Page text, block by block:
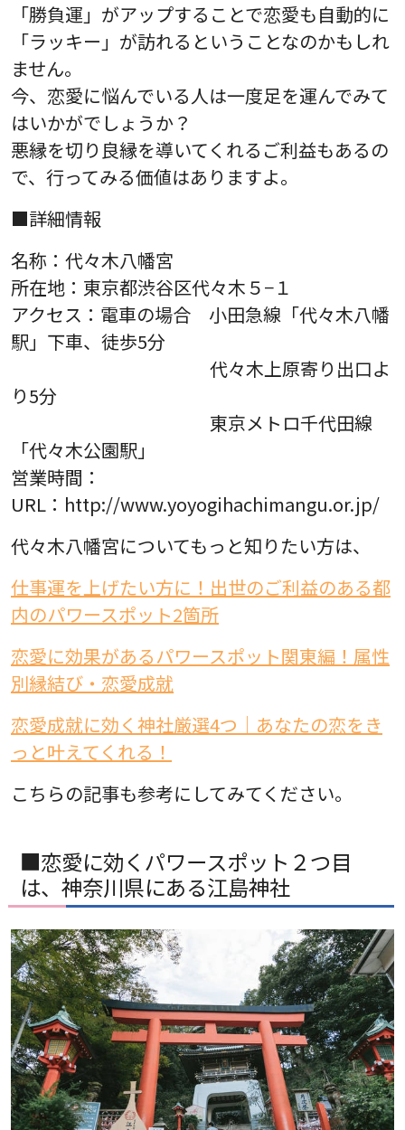
「勝負運」がアップすることで恋愛も自動的に
「ラッキー」が訪れるということなのかもしれ
ません。
今、恋愛に悩んでいる人は一度足を運んでみて
はいかがでしょうか？
悪縁を切り良縁を導いてくれるご利益もあるの
で、行ってみる価値はありますよ。
■詳細情報
名称：代々木八幡宮
所在地：東京都渋谷区代々木５−１
アクセス：電車の場合 小田急線「代々木八幡
駅」下車、徒歩5分
代々木上原寄り出口よ
り5分
東京メトロ千代田線
「代々木公園駅」
営業時間：
URL：http://www.yoyogihachimangu.or.jp/
代々木八幡宮についてもっと知りたい方は、
仕事運を上げたい方に！出世のご利益のある都
内のパワースポット2箇所
恋愛に効果があるパワースポット関東編！属性
別縁結び・恋愛成就
恋愛成就に効く神社厳選4つ｜あなたの恋をき
っと叶えてくれる！
こちらの記事も参考にしてみてください。
■恋愛に効くパワースポット２つ目
は、神奈川県にある江島神社